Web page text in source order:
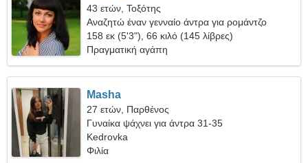
43 ετών, Τοξότης
Αναζητώ έναν γενναίο άντρα για ρομάντζο
158 εκ (5'3"), 66 κιλό (145 λίβρες)
Πραγματική αγάπη
Masha
27 ετών, Παρθένος
Γυναίκα ψάχνει για άντρα 31-35
Kedrovka
Φιλία